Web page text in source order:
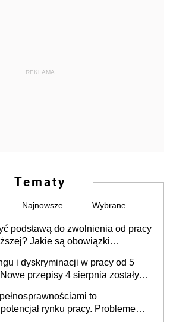
REKLAMA
Tematy
Najnowsze Wybrane
podstawą do zwolnienia od pracy
Jakie są obowiązki
i dyskryminacji w pracy od 5
przepisy 4 sierpnia zostały
to
rynku pracy. Problemem